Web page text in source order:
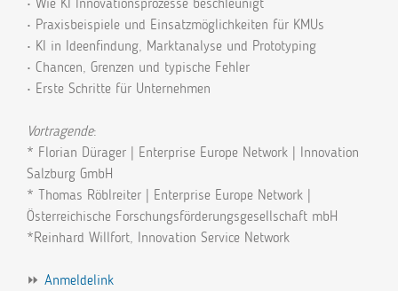
• Wie KI Innovationsprozesse beschleunigt
• Praxisbeispiele und Einsatzmöglichkeiten für KMUs
• KI in Ideenfindung, Marktanalyse und Prototyping
• Chancen, Grenzen und typische Fehler
• Erste Schritte für Unternehmen
Vortragende:
* Florian Dürager | Enterprise Europe Network | Innovation
Salzburg GmbH
* Thomas Röblreiter | Enterprise Europe Network |
Österreichische Forschungsförderungsgesellschaft mbH
*Reinhard Willfort, Innovation Service Network
⏩ Anmeldelink